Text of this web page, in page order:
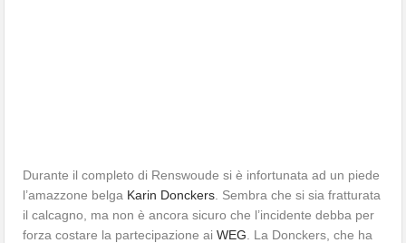
Durante il completo di Renswoude si è infortunata ad un piede
l’amazzone belga Karin Donckers . Sembra che si sia fratturata
il calcagno, ma non è ancora sicuro che l’incidente debba per
forza costare la partecipazione aiWEG . La Donckers, che ha